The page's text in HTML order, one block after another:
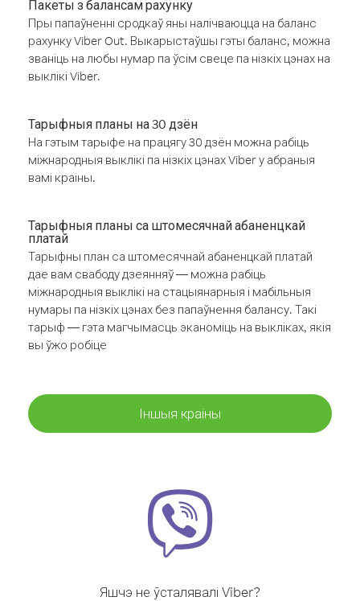
Пакеты з балансам рахунку
Пры папаўненні сродкаў яны налічваюцца на баланс
рахунку Viber Out. Выкарыстаўшы гэты баланс, можна
званіць на любы нумар па ўсім свеце па нізкіх цэнах на
выклікі Viber.
Тарыфныя планы на 30 дзён
На гэтым тарыфе на працягу 30 дзён можна рабіць
міжнародныя выклікі па нізкіх цэнах Viber у абраныя
вамі краіны.
Тарыфныя планы са штомесячнай абаненцкай
платай
Тарыфны план са штомесячнай абаненцкай платай
дае вам свабоду дзеянняў — можна рабіць
міжнародныя выклікі на стацыянарныя і мабільныя
нумары па нізкіх цэнах без папаўнення балансу. Такі
тарыф — гэта магчымасць эканоміць на выкліках, якія
вы ўжо робіце
Іншыя краіны
Яшчэ не ўсталявалі Viber?